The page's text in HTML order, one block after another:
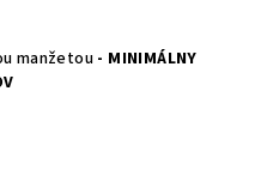
manžetou - MINIMÁLNY